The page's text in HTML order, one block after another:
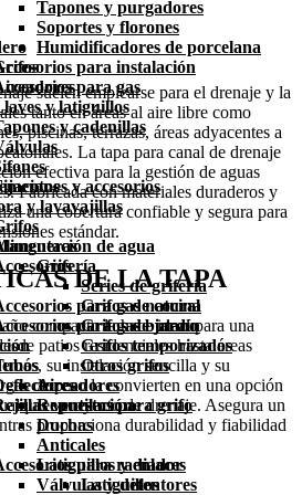
y latiguillos
y cadenillas
y accesorios
y lavavajillas
para gas natural
para gas butano
ventilación
para radiador
Válvulas y detentores
Tapones y purgadores
Soportes y florones
Humidificadores de porcelana
para instalación
para gas
de agua
Grifería
Series de grifería
Grifos de cocina
Grifos de jardín
Grifos temporizados
Otros grifos
Aireadores
Repuestos para grifo
Duchas
Anticales
Latiguillos y enlaces
Latiguillos
suelen emplearse para el drenaje y la
tanto en áreas al aire libre como
piscinas, terrazas, áreas adyacentes a
La tapa para canal de drenaje
efectiva para la gestión de aguas
Fabricada con materiales duraderos y
una cobertura confiable y segura para
estándar.
DE LA TAPA
compacto la hace ideal para una
patios residenciales hasta áreas
su instalación sencilla y su
de peso la convierten en una opción
proyecto de drenaje. Asegura un
proporciona durabilidad y fiabilidad